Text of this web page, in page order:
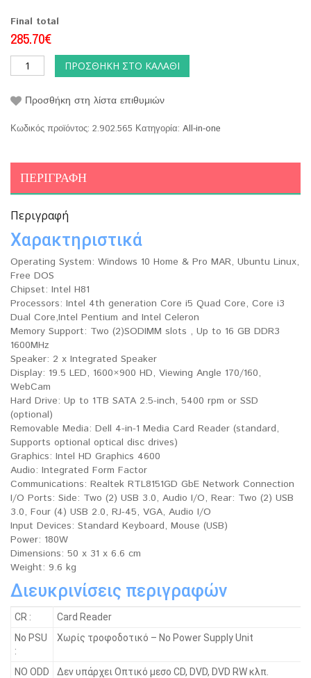
Final total
285.70€
ΠΡΟΣΘΉΚΗ ΣΤΟ ΚΑΛΆΘΙ
Προσθήκη στη λίστα επιθυμιών
Κωδικός προϊόντος: 2.902.565 Κατηγορία: All-in-one
ΠΕΡΙΓΡΑΦΉ
Περιγραφή
Χαρακτηριστικά
Operating System: Windows 10 Home & Pro MAR, Ubuntu Linux,
Free DOS
Chipset: Intel H81
Processors: Intel 4th generation Core i5 Quad Core, Core i3
Dual Core,Intel Pentium and Intel Celeron
Memory Support: Two (2)SODIMM slots , Up to 16 GB DDR3
1600MHz
Speaker: 2 x Integrated Speaker
Display: 19.5 LED, 1600×900 HD, Viewing Angle 170/160,
WebCam
Hard Drive: Up to 1TB SATA 2.5-inch, 5400 rpm or SSD
(optional)
Removable Media: Dell 4-in-1 Media Card Reader (standard,
Supports optional optical disc drives)
Graphics: Intel HD Graphics 4600
Audio: Integrated Form Factor
Communications: Realtek RTL8151GD GbE Network Connection
I/O Ports: Side: Two (2) USB 3.0, Audio I/O, Rear: Two (2) USB
3.0, Four (4) USB 2.0, RJ-45, VGA, Audio I/O
Input Devices: Standard Keyboard, Mouse (USB)
Power: 180W
Dimensions: 50 x 31 x 6.6 cm
Weight: 9.6 kg
Διευκρινίσεις περιγραφών
CR :
Card Reader
No PSU
:
Χωρίς τροφοδοτικό – No Power Supply Unit
NO ODD
Δεν υπάρχει Οπτικό μεσο CD, DVD, DVD RW κλπ.